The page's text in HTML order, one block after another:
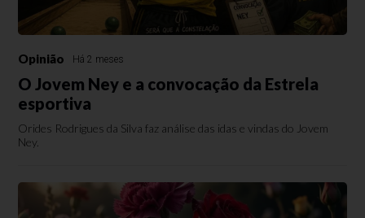
Opinião Há 2 meses
O Jovem Ney e a convocação da Estrela
esportiva
Orides Rodrigues da Silva faz análise das idas e vindas do Jovem
Ney.